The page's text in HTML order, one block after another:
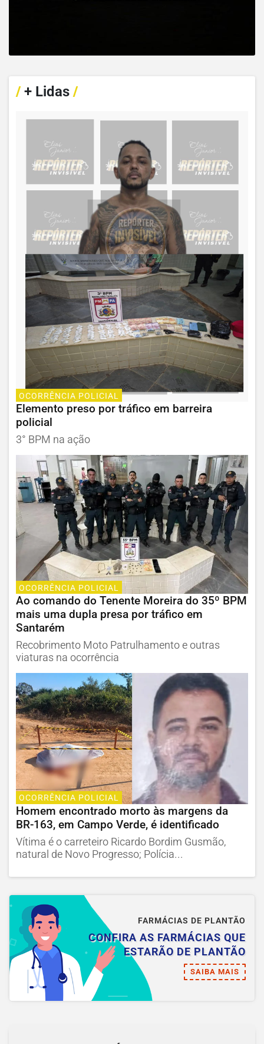
/+ Lidas /
OCORRÊNCIA POLICIAL
Elemento preso por tráfico em barreira
policial
3° BPM na ação
OCORRÊNCIA POLICIAL
Ao comando do Tenente Moreira do 35º BPM
mais uma dupla presa por tráfico em
Santarém
Recobrimento Moto Patrulhamento e outras
viaturas na ocorrência
OCORRÊNCIA POLICIAL
Homem encontrado morto às margens da
BR-163, em Campo Verde, é identificado
Vítima é o carreteiro Ricardo Bordim Gusmão,
natural de Novo Progresso; Polícia...
FARMÁCIAS DE PLANTÃO
CONFIRA AS FARMÁCIAS QUE
ESTARÃO DE PLANTÃO
SAIBA MAIS